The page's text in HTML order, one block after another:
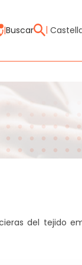
Buscar
del tejido